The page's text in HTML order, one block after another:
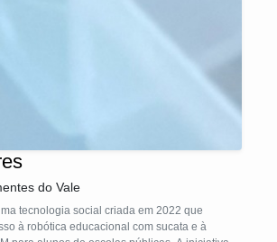
do Vale
tecnologia social criada em 2022 que
à robótica educacional com sucata e à